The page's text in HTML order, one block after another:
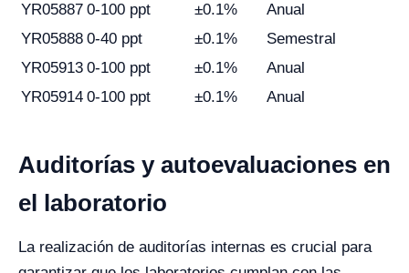
YR05887 0-100 ppt ±0.1%
Anual
YR05888 0-40 ppt ±0.1%
Semestral
YR05913 0-100 ppt ±0.1%
Anual
YR05914 0-100 ppt ±0.1% Anual
Auditorías y autoevaluaciones en
el laboratorio
La realización de auditorías internas es crucial para